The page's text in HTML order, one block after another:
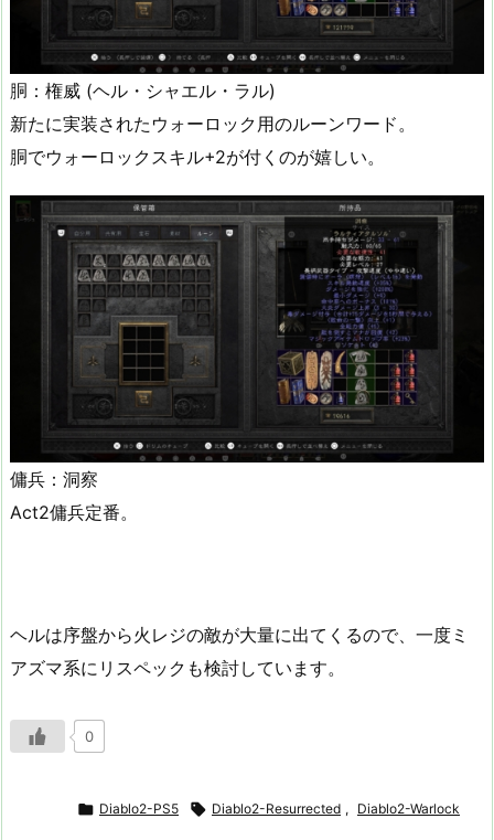
胴：権威 (ヘル・シャエル・ラル)
新たに実装されたウォーロック用のルーンワード。
胴でウォーロックスキル+2が付くのが嬉しい。
傭兵：洞察
Act2傭兵定番。
ヘルは序盤から火レジの敵が大量に出てくるので、一度ミ
アズマ系にリスペックも検討しています。
0
 Diablo2-PS5  Diablo2-Resurrected , Diablo2-Warlock